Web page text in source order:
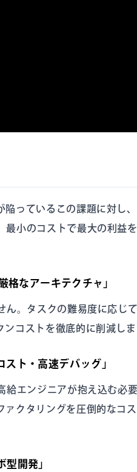
っているこの課題に対し
小のコストで最大の利益
なアーキテクチャ」
。タスクの難易度に応じ
コストを徹底的に削減しま
ト・高速デバッグ」
エンジニアが抱え込む必
クタリングを圧倒的なコ
開発」